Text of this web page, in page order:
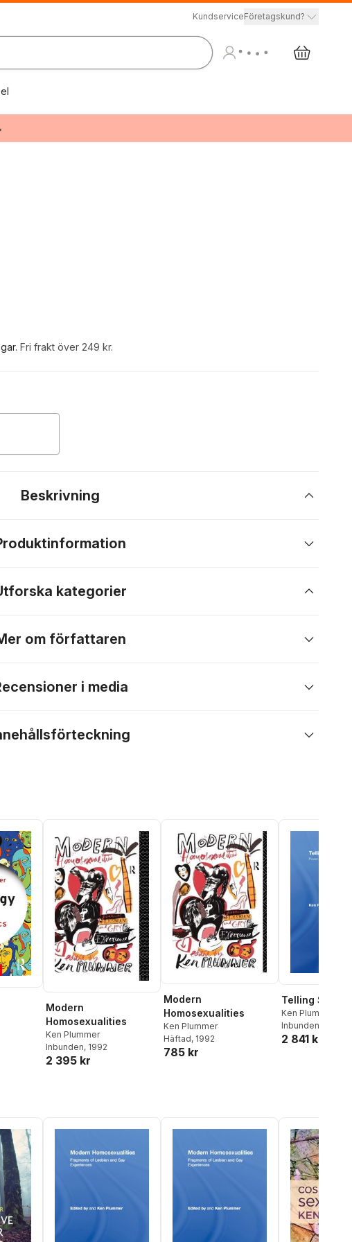
KundserviceFöretagskund?
. Fri frakt över 249 kr.
Beskrivning
kategorier
om författaren
i media
Modern
Homosexualities
Ken Plummer
Inbunden, 1992
2 395 kr
Modern
Homosexualities
Ken Plummer
Häftad, 1992
785 kr
Telling
Ken Plummer
Inbunden
2 841 kr